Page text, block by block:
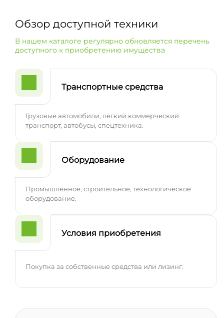
Обзор доступной техники
В нашем каталоге регулярно обновляется перечень
доступного к приобретению имущества
Транспортные средства
Грузовые автомобили, лёгкий коммерческий
транспорт, автобусы, спецтехника.
Оборудование
Промышленное, строительное, технологическое
оборудование.
Условия приобретения
Покупка за собственные средства или лизинг.